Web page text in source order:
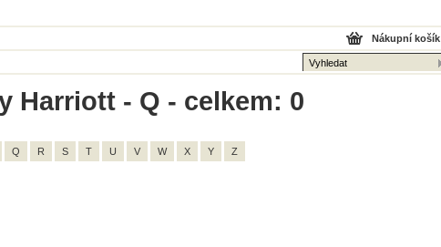
Nákupní košík
Harriott - Q - celkem: 0
Q R S T U V W X Y Z